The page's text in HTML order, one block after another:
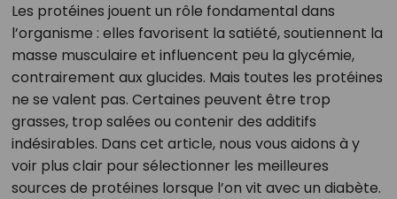
Les protéines jouent un rôle fondamental dans
l’organisme : elles favorisent la satiété, soutiennent la
masse musculaire et influencent peu la glycémie,
contrairement aux glucides. Mais toutes les protéines
ne se valent pas. Certaines peuvent être trop
grasses, trop salées ou contenir des additifs
indésirables. Dans cet article, nous vous aidons à y
voir plus clair pour sélectionner les meilleures
sources de protéines lorsque l’on vit avec un diabète.